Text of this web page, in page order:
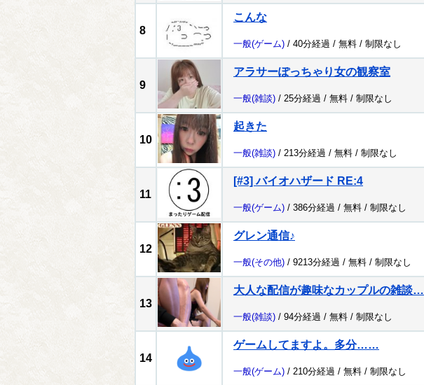
8
こんな
一般(ゲーム) / 40分経過 / 無料 / 制限なし
9
アラサーぽっちゃり女の観察室
一般(雑談) / 25分経過 / 無料 / 制限なし
10
起きた
一般(雑談) / 213分経過 / 無料 / 制限なし
11
[#3] バイオハザード RE:4
一般(ゲーム) / 386分経過 / 無料 / 制限なし
12
グレン通信♪
一般(その他) / 9213分経過 / 無料 / 制限なし
13
大人な配信が趣味なカップルの雑談…
一般(雑談) / 94分経過 / 無料 / 制限なし
14
ゲームしてますよ。多分……
一般(ゲーム) / 210分経過 / 無料 / 制限なし